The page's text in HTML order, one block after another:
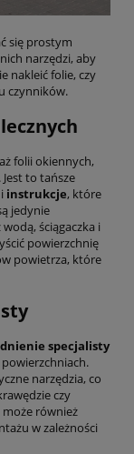
się prostym
narzędzi, aby
nakleić folie, czy
czynników.
folii okiennych,
to tańsze
i instrukcje, które
jedynie
ściągaczka i
powierzchnię
powietrza, które
specjalisty
narzędzia, co
czy
również
w zależności